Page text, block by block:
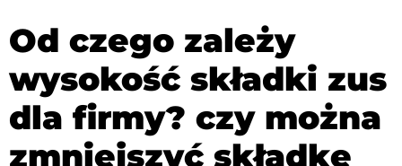
Od czego zależy
wysokość składki zus
dla firmy? czy można
zmniejszyć składkę